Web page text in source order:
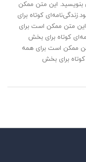
بنویسید. این متن ممکن
کوتاه برای
متن ممکن است برای
کوتاه برای بخش
ممکن است برای همه
برای بخش